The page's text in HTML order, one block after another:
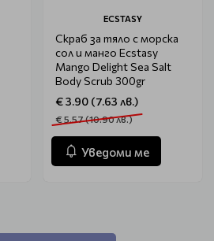
ECSTASY
Скраб за тяло с морска
сол и манго Ecstasy
Mango Delight Sea Salt
Body Scrub 300gr
€ 3.90 (7.63 лв.)
€ 5.57 (10.90 лв.)
Уведоми ме